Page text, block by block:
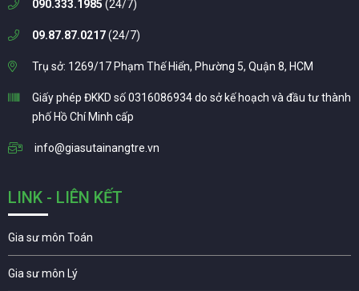
090.333.1985 (24/7)
09.87.87.0217(24/7)
Trụ sở: 1269/17 Phạm Thế Hiển, Phường 5, Quận 8, HCM
Giấy phép ĐKKD số 0316086934 do sở kế hoạch và đầu tư thành
phố Hồ Chí Minh cấp
info@giasutainangtre.vn
LINK - LIÊN KẾT
Gia sư môn Toán
Gia sư môn Lý